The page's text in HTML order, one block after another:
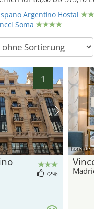
Argentino Hostal
Soma
1
72%
hotel.de